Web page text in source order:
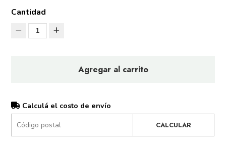
Cantidad
1
Agregar al carrito
Calculá el costo de envío
CALCULAR